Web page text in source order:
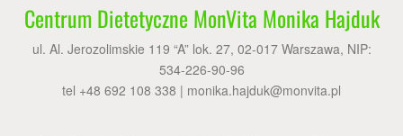
Centrum Dietetyczne MonVita Monika Hajduk
ul. Al. Jerozolimskie 119 “A” lok. 27, 02-017 Warszawa, NIP:
534-226-90-96
tel +48 692 108 338 | monika.hajduk@monvita.pl